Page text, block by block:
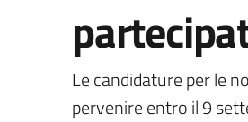
Le candidature per le
pervenire entro il 9